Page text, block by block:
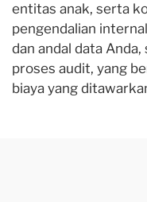
entitas anak, serta
pengendalian
dan andal data
proses audit, yang
biaya yang